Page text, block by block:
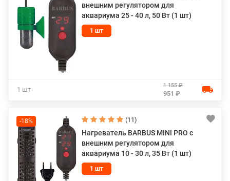
внешним регулятором для
аквариума 25 - 40 л, 50 Вт (1 шт)
1 шт
1 шт
1 155 ₽
951 ₽
-18% (11)
Нагреватель BARBUS MINI PRO с
внешним регулятором для
аквариума 10 - 30 л, 35 Вт (1 шт)
1 шт